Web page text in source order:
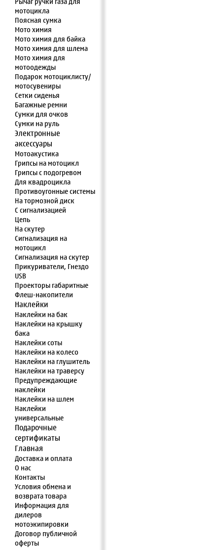
мотоцикла
Поясная сумка
Мото химия
Мото химия для байка
Мото химия для шлема
Мото химия для
мотоодежды
Подарок мотоциклисту/
мотосувениры
Сетки сиденья
Багажные ремни
Сумки для очков
Сумки на руль
Электронные
аксессуары
Мотоакустика
Грипсы на мотоцикл
Грипсы с подогревом
Для квадроцикла
Противоугонные системы
На тормозной диск
С сигнализацией
Цепь
На скутер
Сигнализация на
мотоцикл
Сигнализация на скутер
Прикуриватели, Гнездо
USB
Проекторы габаритные
Флеш-накопители
Наклейки
Наклейки на бак
Наклейки на крышку
бака
Наклейки соты
Наклейки на колесо
Наклейки на глушитель
Наклейки на траверсу
Предупреждающие
наклейки
Наклейки на шлем
Наклейки
универсальные
Подарочные
сертификаты
Главная
Доставка и оплата
О нас
Контакты
Условия обмена и
возврата товара
Информация для
дилеров
мотоэкипировки
Договор публичной
оферты